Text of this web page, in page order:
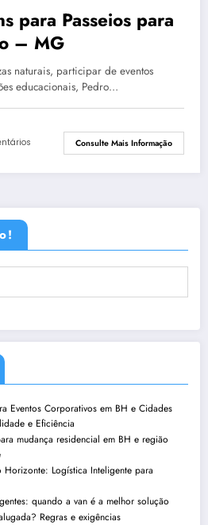
para Passeios para
– MG
naturais, participar de eventos
educacionais, Pedro…
Consulte Mais Informação
Eventos Corporativos em BH e Cidades
e Eficiência
mudança residencial em BH e região
Logística Inteligente para
quando a van é a melhor solução
Regras e exigências